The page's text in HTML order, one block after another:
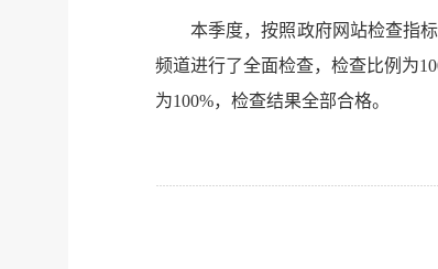
本季度，按照政府网站检查指
频道进行了全面检查，检查比例为
为100%，检查结果全部合格。